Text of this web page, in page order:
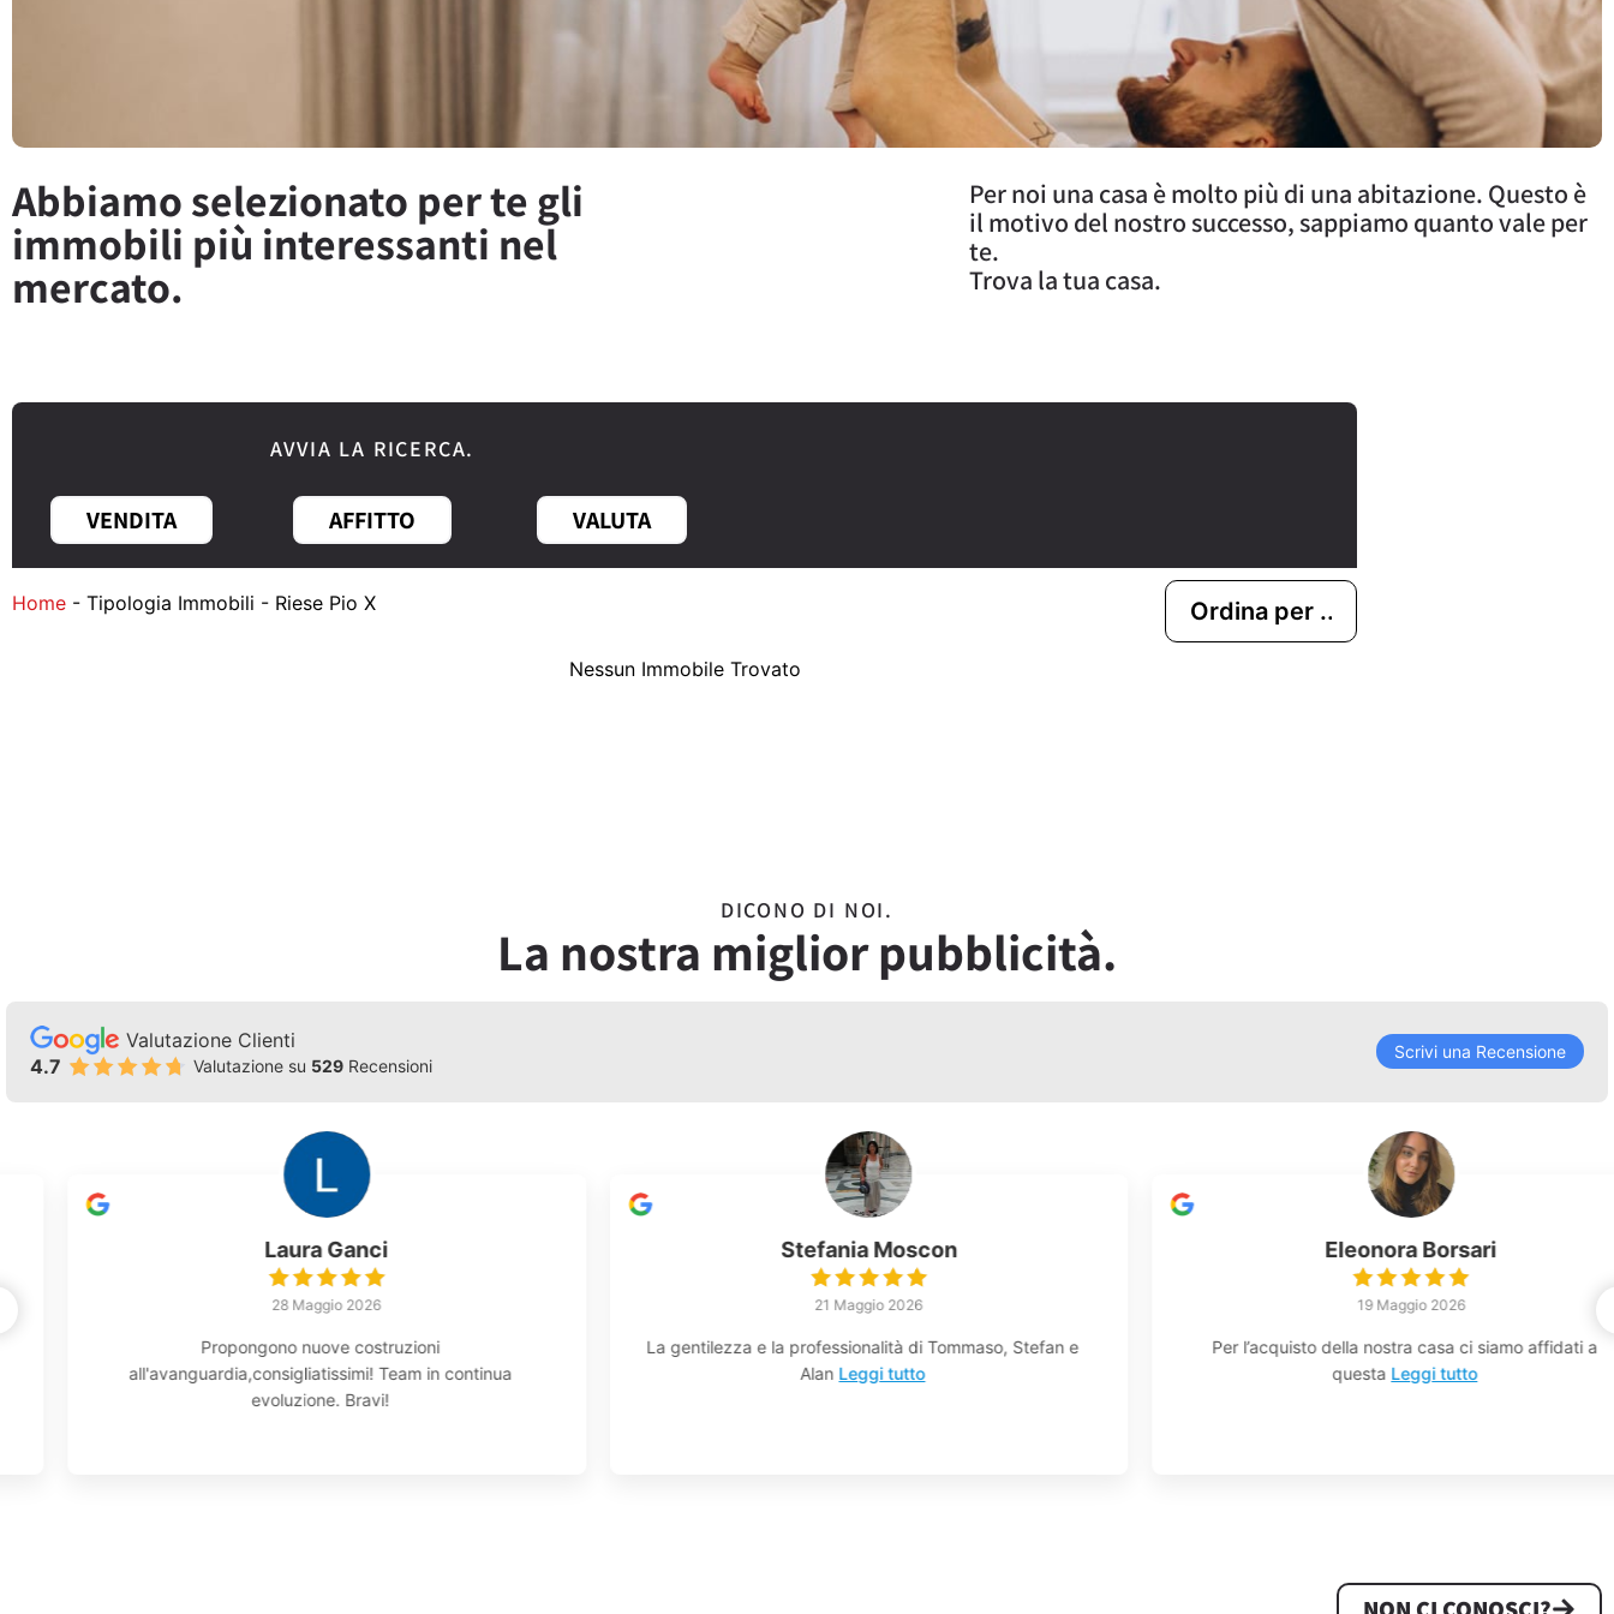
Abbiamo selezionato per te gli
immobili più interessanti nel
mercato.
Per noi una casa è molto più di una abitazione. Questo è
il motivo del nostro successo, sappiamo quanto vale per
te.
Trova la tua casa.
AVVIA LA RICERCA.
VENDITA AFFITTO VALUTA
Home - Tipologia Immobili - Riese Pio X
Nessun Immobile Trovato
DICONO DI NOI.
La nostra miglior pubblicità.
Valutazione Clienti
4.7
Valutazione su 529 Recensioni
Scrivi una Recensione
Eleonora Borsari
19 Maggio 2026
Per l’acquisto della nostra casa ci siamo affidati a
questa Leggi tutto
Eliseo Bergamo
28 Aprile 2026
Ottima esperienza, Filippo persona competente nelle
sue funzioni.consigliato! Ho conosciuto Leggi tutto
Valentina Lora
22 Aprile 2026
Agenzia super consigliata! E’ già la seconda volta che
Leggi tutto